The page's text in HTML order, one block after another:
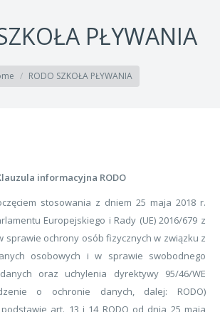
PŁYWANIA
RODO SZKOŁA PŁYWANIA
informacyjna RODO
stosowania z dniem 25 maja 2018 r.
Europejskiego i Rady (UE) 2016/679 z
sprawie ochrony osób fizycznych w związku z
osobowych i w sprawie swobodnego
oraz uchylenia dyrektywy 95/46/WE
o ochronie danych, dalej: RODO)
art. 13 i 14 RODO od dnia 25 maja